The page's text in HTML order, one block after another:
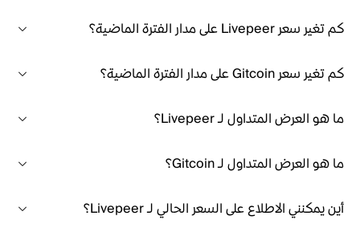
كم تغير سعر Livepeer على مدار الفترة الماضية؟
كم تغير سعر Gitcoin على مدار الفترة الماضية؟
ما هو العرض المتداول لـ Livepeer؟
ما هو العرض المتداول لـ Gitcoin؟
أين يمكنني الاطلاع على السعر الحالي لـ Livepeer؟